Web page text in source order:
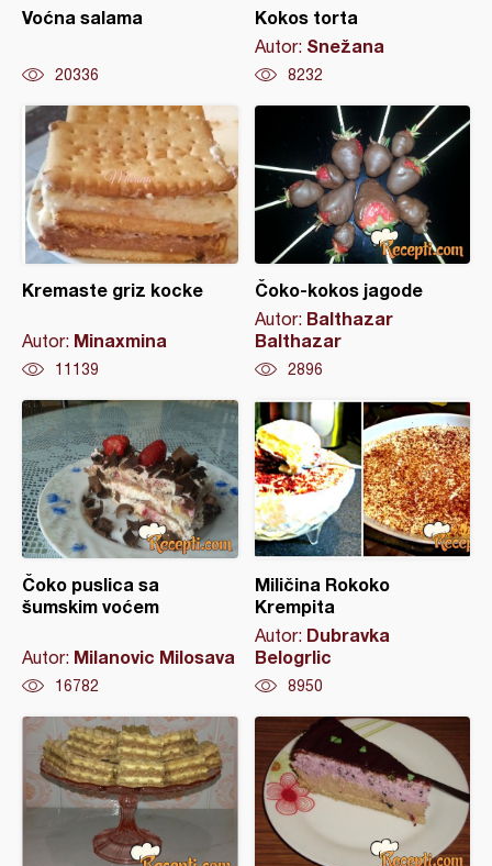
Voćna salama
20336
Kokos torta
Autor: Snežana
8232
Kremaste griz kocke
Autor: Minaxmina
11139
Čoko-kokos jagode
Autor: Balthazar
Balthazar
2896
Čoko puslica sa
šumskim voćem
Autor: Milanovic Milosava
16782
Miličina Rokoko
Krempita
Autor: Dubravka
Belogrlic
8950